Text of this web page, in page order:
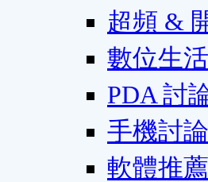
超頻 &
數位生活
PDA 討
手機討
軟體推薦